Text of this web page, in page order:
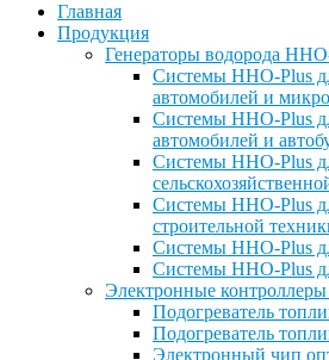
Главная
Продукция
Генераторы водорода
Системы HHO-Plus
автомобилей и
Системы HHO-Plus
автомобилей и
Системы HHO-Plus
Системы HHO-Plus
строительной
Системы HHO-Plus
Системы HHO-Plus
Электронные
Подогреватель
Подогреватель
Электронный чип